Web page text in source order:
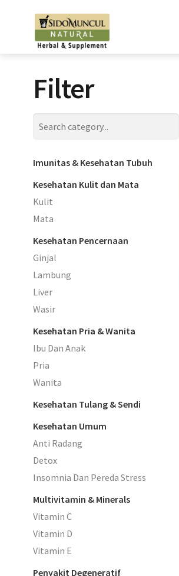
Filter
Imunitas & Kesehatan Tubuh
Kesehatan Kulit dan Mata
Kulit
Mata
Kesehatan Pencernaan
Ginjal
Lambung
Liver
Wasir
Kesehatan Pria & Wanita
Ibu Dan Anak
Pria
Wanita
Kesehatan Tulang & Sendi
Kesehatan Umum
Anti Radang
Detox
Insomnia Dan Pereda Stress
Multivitamin & Minerals
Vitamin C
Vitamin D
Vitamin E
Penyakit Degeneratif